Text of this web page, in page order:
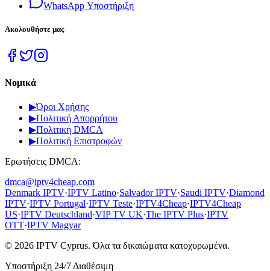
WhatsApp Υποστήριξη
Ακολουθήστε μας
Νομικά
▶Όροι Χρήσης
▶Πολιτική Απορρήτου
▶Πολιτική DMCA
▶Πολιτική Επιστροφών
Ερωτήσεις DMCA:
dmca@iptv4cheap.com
Denmark IPTV·IPTV Latino·Salvador IPTV·Saudi IPTV·Diamond
IPTV·IPTV Portugal·IPTV Teste·IPTV4Cheap·IPTV4Cheap
US·IPTV Deutschland·VIP TV UK·The IPTV Plus·IPTV
OTT·IPTV Magyar
© 2026 IPTV Cyprus. Όλα τα δικαιώματα κατοχυρωμένα.
Υποστήριξη 24/7 Διαθέσιμη